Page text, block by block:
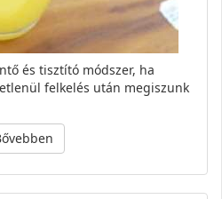
és tisztító módszer, ha
felkelés után megiszunk